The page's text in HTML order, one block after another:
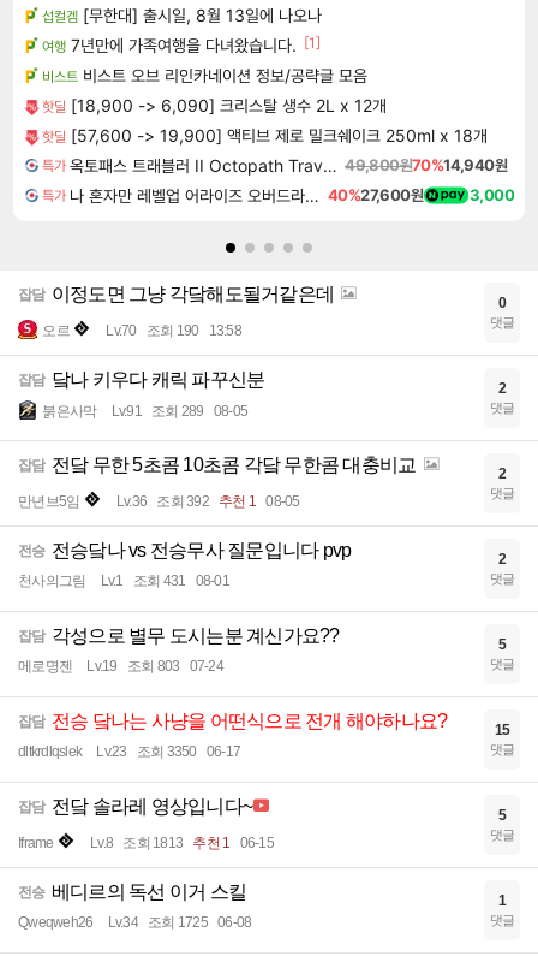
섭컬겜 [무한대] 출시일, 8월 13일에 나오나
여행 7년만에 가족여행을 다녀왔습니다. [1]
비스트 비스트 오브 리인카네이션 정보/공략글 모음
핫딜 [18,900 -> 6,090] 크리스탈 생수 2L x 12개
핫딜 [57,600 -> 19,900] 액티브 제로 밀크쉐이크 250ml x 18개
특가 옥토패스 트래블러 II Octopath Traveler II 49,800원70%14,940원
특가 나 혼자만 레벨업 어라이즈 오버드라이브 Solo Leveling Arise 40%27,600원 3,000
잡담 이정도면 그냥 각닼해도될거같은데
오르 Lv.70 조회 190 13:58
0
댓글
잡담 닼나 키우다 캐릭 파꾸신분
붉은사막 Lv.91 조회 289 08-05
2
댓글
잡담 전닼 무한 5초콤 10초콤 각닼 무한콤 대충비교
만년브5임 Lv.36 조회 392 추천 1 08-05
2
댓글
전승 전승닼나 vs 전승무사 질문입니다 pvp
천사의그림 Lv.1 조회 431 08-01
2
댓글
잡담 각성으로 별무 도시는분 계신가요??
메로명젠 Lv.19 조회 803 07-24
5
댓글
잡담 전승 닼나는 사냥을 어떤식으로 전개 해야하나요?
dltkrdlqslek Lv.23 조회 3350 06-17
15
댓글
잡담 전닼 솔라레 영상입니다~
Iframe Lv.8 조회 1813 추천 1 06-15
5
댓글
전승 베디르의 독선 이거 스킬
Qweqweh26 Lv.34 조회 1725 06-08
1
댓글